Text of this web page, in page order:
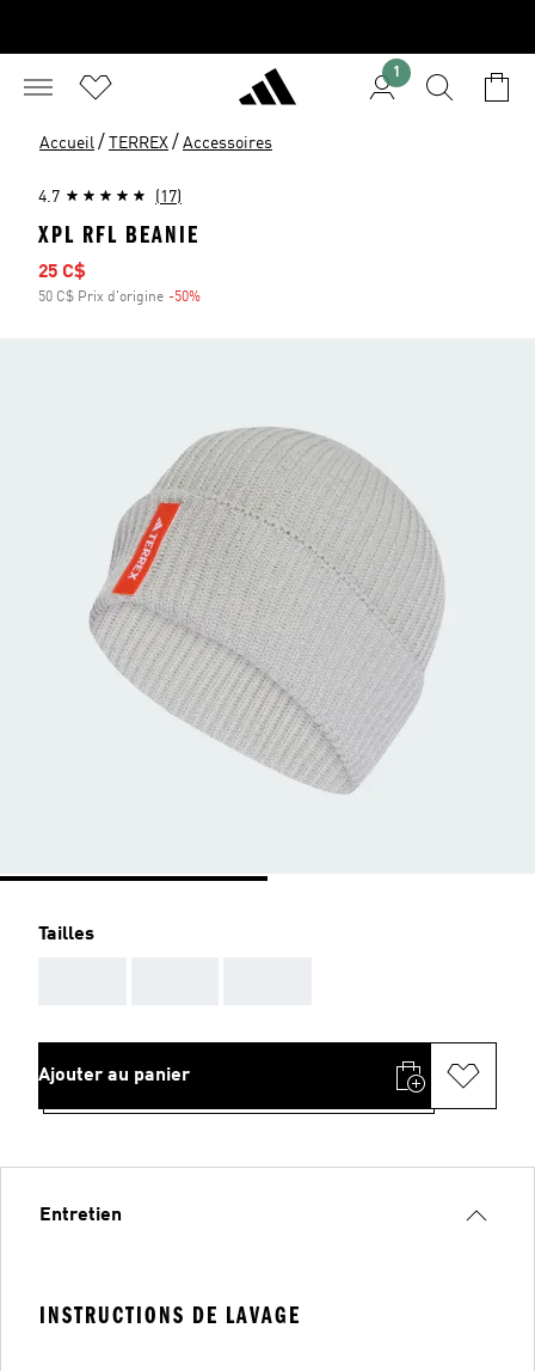
1
Accueil / TERREX / Accessoires
4.7 (17)
XPL RFL BEANIE
Prix soldé
25 C$
50 C$ Prix d'origine -50%
Tailles
Ajouter au panier
Entretien
INSTRUCTIONS DE LAVAGE